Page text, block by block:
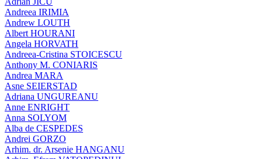
Andreea IRIMIA
Andrew LOUTH
Albert HOURANI
Angela HORVATH
Andreea-Cristina STOICESCU
Anthony M. CONIARIS
Andrea MARA
Asne SEIERSTAD
Adriana UNGUREANU
Anne ENRIGHT
Anna SOLYOM
Alba de CESPEDES
Andrei GORZO
Arhim. dr. Arsenie HANGANU